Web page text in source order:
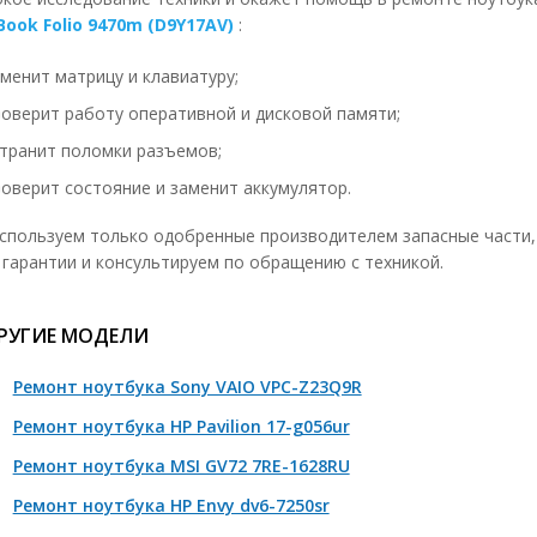
кулера
термо интерфейсов 1шт.
клавиатуры без полной разборки
топ кейса
1300
матрицы
платы подсветки (инвертор)
платы подсветки (инвертор)
лампы подсветки
светодиодной подсветки
Folio 9470m (D9Y17AV) :
матрицу и клавиатуру;
работу оперативной и дисковой памяти;
поломки разъемов;
состояние и заменит аккумулятор.
только одобренные производителем запасные части,
и консультируем по обращению с техникой.
МОДЕЛИ
Ремонт ноутбука Sony VAIO VPC-Z23Q9R
Ремонт ноутбука HP Pavilion 17-g056ur
Ремонт ноутбука MSI GV72 7RE-1628RU
Ремонт ноутбука HP Envy dv6-7250sr